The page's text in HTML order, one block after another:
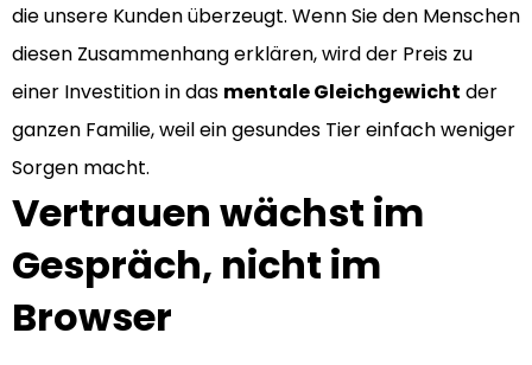
die unsere Kunden überzeugt. Wenn Sie den Menschen
diesen Zusammenhang erklären, wird der Preis zu
einer Investition in das mentale Gleichgewicht der
ganzen Familie, weil ein gesundes Tier einfach weniger
Sorgen macht.
Vertrauen wächst im
Gespräch, nicht im
Browser